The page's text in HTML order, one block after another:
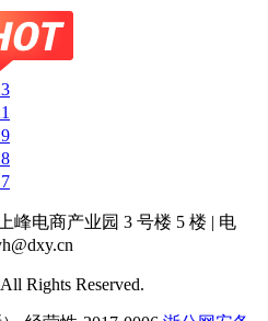
峰电商产业园 3 号楼 5 楼 | 电
Rights Reserved.